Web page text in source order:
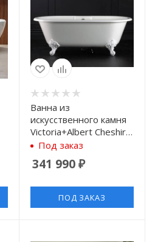
Ванна из
искусственного камня
Victoria+Albert Cheshire
CHE-N-SW-OF + FT-
CHE-SW 174.4x79.8 см,
QUARRYCAST, ножки
Под заказ
341 990₽
ПОД ЗАКАЗ